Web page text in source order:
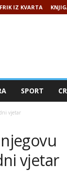
FRIK IZ KVARTA
SPORT
vjetar
vjetar